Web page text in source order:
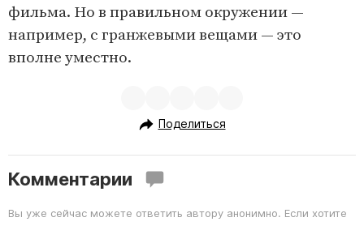
фильма. Но в правильном окружении —
например, с гранжевыми вещами — это
вполне уместно.
Поделиться
Комментарии
Вы уже сейчас можете ответить автору анонимно. Если хотите